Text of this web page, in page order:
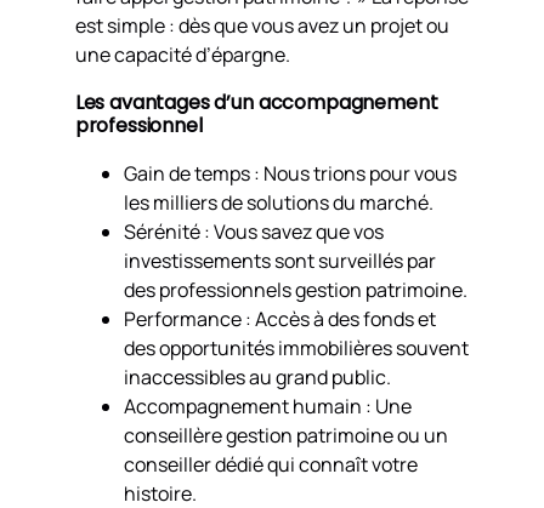
est simple : dès que vous avez un projet ou
une capacité d’épargne.
Les avantages d’un accompagnement
professionnel
Gain de temps : Nous trions pour vous
les milliers de solutions du marché.
Sérénité : Vous savez que vos
investissements sont surveillés par
des professionnels gestion patrimoine.
Performance : Accès à des fonds et
des opportunités immobilières souvent
inaccessibles au grand public.
Accompagnement humain : Une
conseillère gestion patrimoine ou un
conseiller dédié qui connaît votre
histoire.